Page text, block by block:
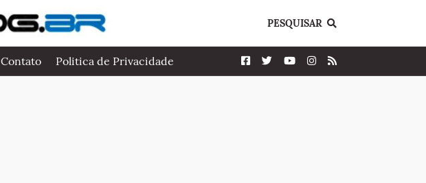
PESQUISAR
Contato Politica de Privacidade